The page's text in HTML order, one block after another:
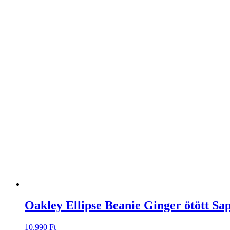
Oakley Ellipse Beanie Ginger ötött
10.990 Ft